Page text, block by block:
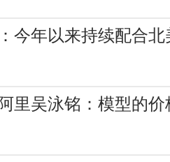
今年以来持续配合
阿里吴泳铭：模型的